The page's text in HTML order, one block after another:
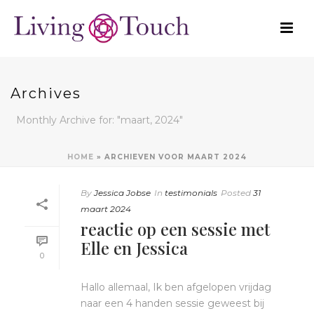
Archives
Monthly Archive for: "maart, 2024"
HOME » ARCHIEVEN VOOR MAART 2024
0
By Jessica Jobse In testimonials Posted 31
maart 2024
reactie op een sessie met
Elle en Jessica
Hallo allemaal, Ik ben afgelopen vrijdag
naar een 4 handen sessie geweest bij